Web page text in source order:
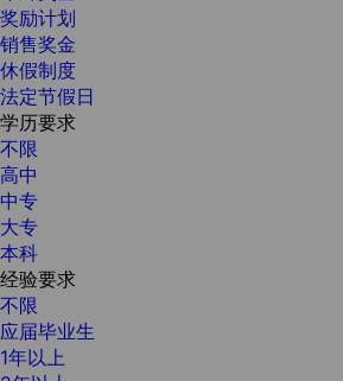
奖励计划
销售奖金
休假制度
法定节假日
学历要求
不限
高中
中专
大专
本科
经验要求
不限
应届毕业生
1年以上